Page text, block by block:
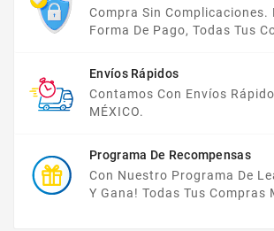
Compra Sin Complicaciones.
Forma De Pago, Todas Tus
Envíos Rápidos
Contamos Con Envíos
MÉXICO.
Programa De Recompensas
Con Nuestro Programa De
Y Gana! Todas Tus Compras